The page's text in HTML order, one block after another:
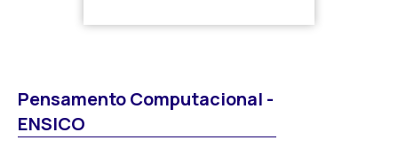
Pensamento Computacional -
ENSICO